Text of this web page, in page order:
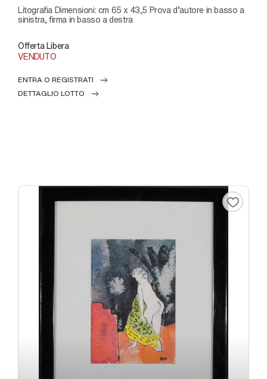
Litografia Dimensioni: cm 65 x 43,5 Prova d’autore in basso a
sinistra, firma in basso a destra
Offerta Libera
VENDUTO
ENTRA O REGISTRATI
DETTAGLIO LOTTO